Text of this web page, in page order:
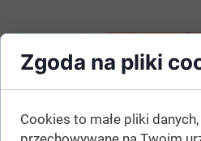
Zgoda na pliki
Cookies to małe pliki